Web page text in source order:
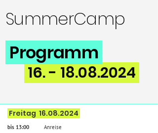
16. - 18.08.2024
SummerCamp
Programm
Freitag 16.08.2024
bis 13:00 Anreise